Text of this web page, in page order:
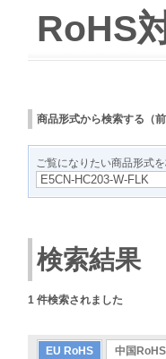
RoHS
商品形式から検索する（前
ご覧になりたい商品形式
検索結果
1 件検索されました
EU RoHS 中国RoHS